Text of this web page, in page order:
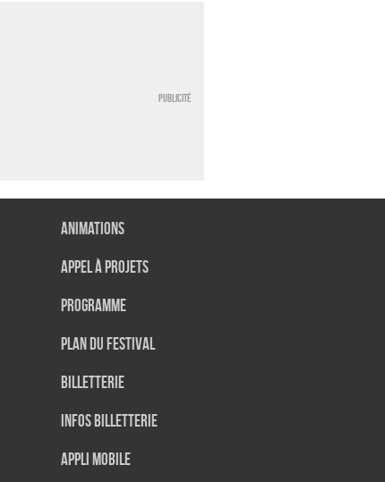
Publicité
Animations
Appel à projets
Programme
Plan du festival
Billetterie
Infos Billetterie
Appli mobile